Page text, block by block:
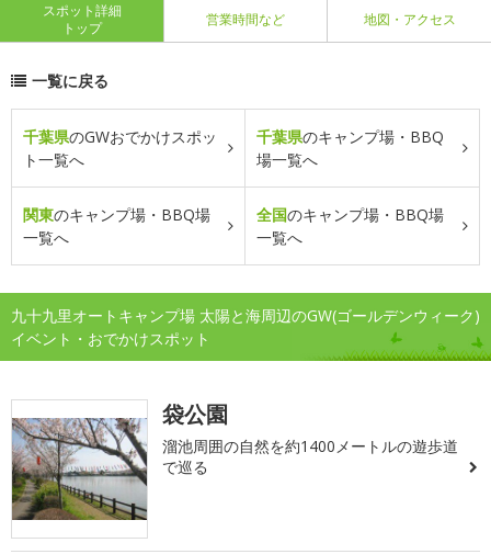
スポット詳細
トップ
営業時間など 地図・アクセス
一覧に戻る
千葉県のGWおでかけスポッ
ト一覧へ
千葉県のキャンプ場・BBQ
場一覧へ
関東のキャンプ場・BBQ場
一覧へ
全国のキャンプ場・BBQ場
一覧へ
九十九里オートキャンプ場 太陽と海周辺のGW(ゴールデンウィーク)
イベント・おでかけスポット
袋公園
溜池周囲の自然を約1400メートルの遊歩道
で巡る